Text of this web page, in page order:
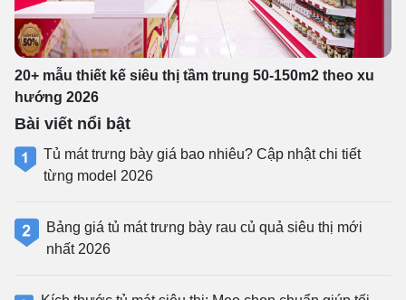
20+ mẫu thiết kế siêu thị tầm trung 50-150m2 theo xu
hướng 2026
Bài viết nổi bật
Tủ mát trưng bày giá bao nhiêu? Cập nhật chi tiết
từng model 2026
Bảng giá tủ mát trưng bày rau củ quả siêu thị mới
nhất 2026